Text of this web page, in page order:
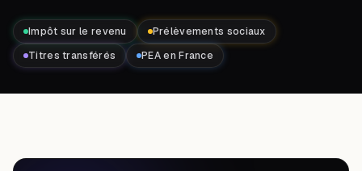
Impôt sur le revenu
Prélèvements sociaux
Titres transférés
PEA en France